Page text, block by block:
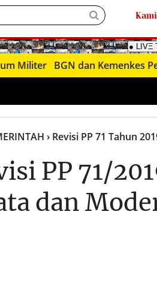
BGN dan Kemenkes Perkuat
› Revisi PP 71 Tahun
PP 71/
dan